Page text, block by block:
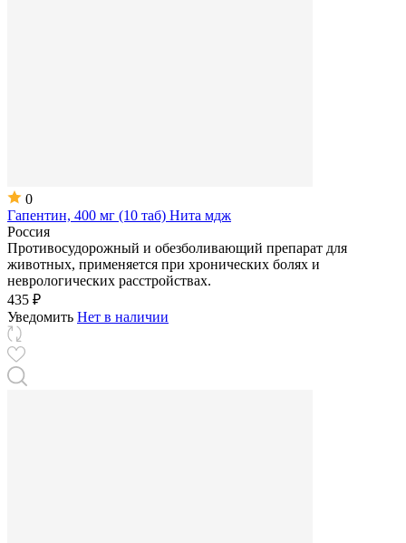
0
Гапентин, 400 мг (10 таб) Нита мдж
Россия
Противосудорожный и обезболивающий препарат для
животных, применяется при хронических болях и
неврологических расстройствах.
435 ₽
Уведомить Нет в наличии